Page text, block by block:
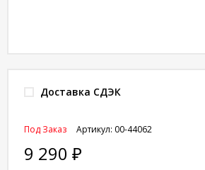
Доставка СДЭК
Артикул: 00-44062
Под Заказ
9 290 ₽